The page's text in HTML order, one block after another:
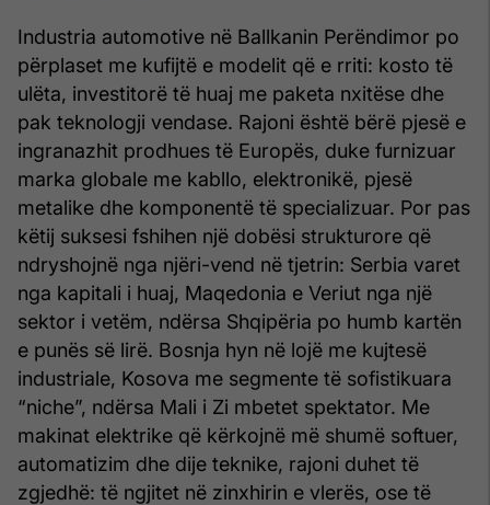
Industria automotive në Ballkanin Perëndimor po
përplaset me kufijtë e modelit që e rriti: kosto të
ulëta, investitorë të huaj me paketa nxitëse dhe
pak teknologji vendase. Rajoni është bërë pjesë e
ingranazhit prodhues të Europës, duke furnizuar
marka globale me kabllo, elektronikë, pjesë
metalike dhe komponentë të specializuar. Por pas
këtij suksesi fshihen një dobësi strukturore që
ndryshojnë nga njëri-vend në tjetrin: Serbia varet
nga kapitali i huaj, Maqedonia e Veriut nga një
sektor i vetëm, ndërsa Shqipëria po humb kartën
e punës së lirë. Bosnja hyn në lojë me kujtesë
industriale, Kosova me segmente të sofistikuara
“niche”, ndërsa Mali i Zi mbetet spektator. Me
makinat elektrike që kërkojnë më shumë softuer,
automatizim dhe dije teknike, rajoni duhet të
zgjedhë: të ngjitet në zinxhirin e vlerës, ose të